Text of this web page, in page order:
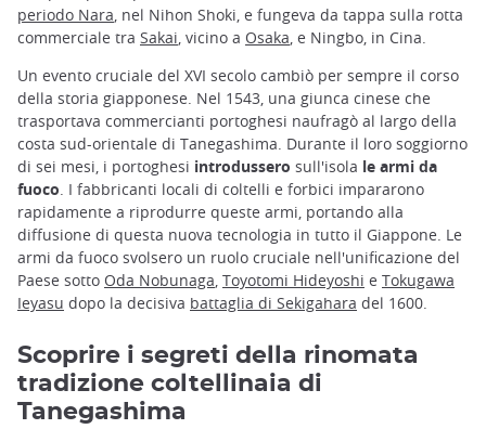
periodo Nara, nel Nihon Shoki, e fungeva da tappa sulla rotta
commerciale tra Sakai, vicino a Osaka, e Ningbo, in Cina.
Un evento cruciale del XVI secolo cambiò per sempre il corso
della storia giapponese. Nel 1543, una giunca cinese che
trasportava commercianti portoghesi naufragò al largo della
costa sud-orientale di Tanegashima. Durante il loro soggiorno
di sei mesi, i portoghesi introdussero sull'isola le armi da
fuoco. I fabbricanti locali di coltelli e forbici impararono
rapidamente a riprodurre queste armi, portando alla
diffusione di questa nuova tecnologia in tutto il Giappone. Le
armi da fuoco svolsero un ruolo cruciale nell'unificazione del
Paese sotto Oda Nobunaga, Toyotomi Hideyoshi e Tokugawa
Ieyasu dopo la decisiva battaglia di Sekigahara del 1600.
Scoprire i segreti della rinomata
tradizione coltellinaia di
Tanegashima